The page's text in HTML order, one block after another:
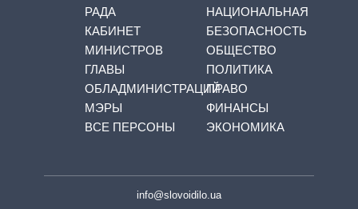
РАДА
КАБИНЕТ
МИНИСТРОВ
ГЛАВЫ
ОБЛАДМИНИСТРАЦИЙ
МЭРЫ
ВСЕ ПЕРСОНЫ
НАЦИОНАЛЬНАЯ
БЕЗОПАСНОСТЬ
ОБЩЕСТВО
ПОЛИТИКА
ПРАВО
ФИНАНСЫ
ЭКОНОМИКА
info@slovoidilo.ua